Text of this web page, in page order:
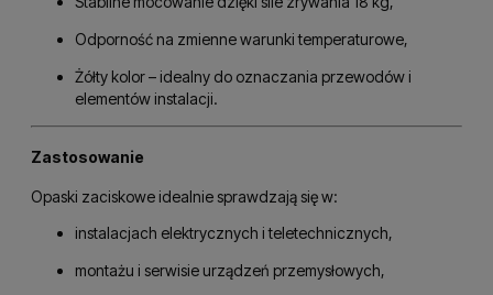
Odporność na zmienne warunki temperaturowe,
Żółty kolor – idealny do oznaczania przewodów i
elementów instalacji.
Zastosowanie
Opaski zaciskowe idealnie sprawdzają się w:
instalacjach elektrycznych i teletechnicznych,
montażu i serwisie urządzeń przemysłowych,